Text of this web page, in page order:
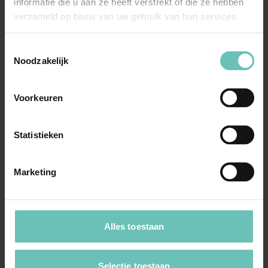
verzameld op basis van uw gebruik van hun services.
Noodzakelijk
Voorkeuren
Statistieken
Marketing
Alles toestaan
Selectie toestaan